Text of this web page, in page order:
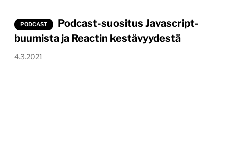
PODCAST
Podcast-suositus Javascript-
buumista ja Reactin kestävyydestä
4.3.2021